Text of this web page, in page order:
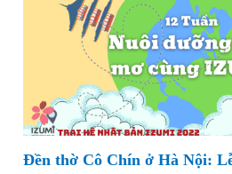
Đền thờ Cô Chín ở Hà Nội: